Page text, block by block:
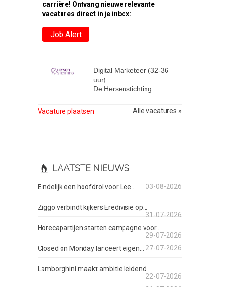
carrière! Ontvang nieuwe relevante
vacatures direct in je inbox:
Job Alert
Digital Marketeer (32-36
uur)
De Hersenstichting
Vacature plaatsen Alle vacatures »
LAATSTE NIEUWS
Eindelijk een hoofdrol voor Lee... 03-08-2026
Ziggo verbindt kijkers Eredivisie op...
31-07-2026
Horecapartijen starten campagne voor...
29-07-2026
Closed on Monday lanceert eigen...
27-07-2026
Lamborghini maakt ambitie leidend
22-07-2026